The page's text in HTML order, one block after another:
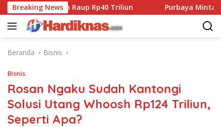
Langsung
ke
konten
Breaking News
Pemerintah Raup Rp40 Triliun Purbaya Minta
Beranda Bisnis
Bisnis
Rosan Ngaku Sudah Kantongi
Solusi Utang Whoosh Rp124 Triliun,
Seperti Apa?